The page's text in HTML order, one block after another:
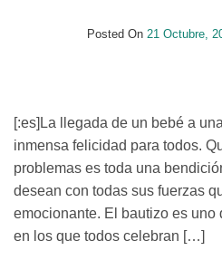
Posted On 21 Octubre,
[:es]La llegada de un bebé a
inmensa felicidad para todos.
problemas es toda una
desean con todas sus fuerzas
emocionante. El bautizo es uno
en los que todos celebran […]